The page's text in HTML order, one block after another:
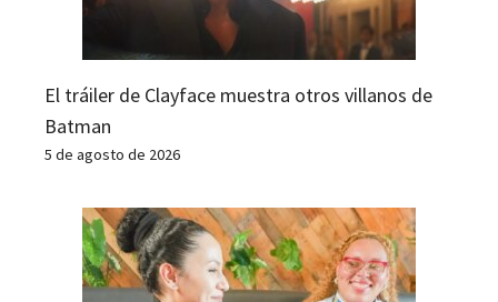
El tráiler de Clayface muestra otros villanos de
Batman
5 de agosto de 2026